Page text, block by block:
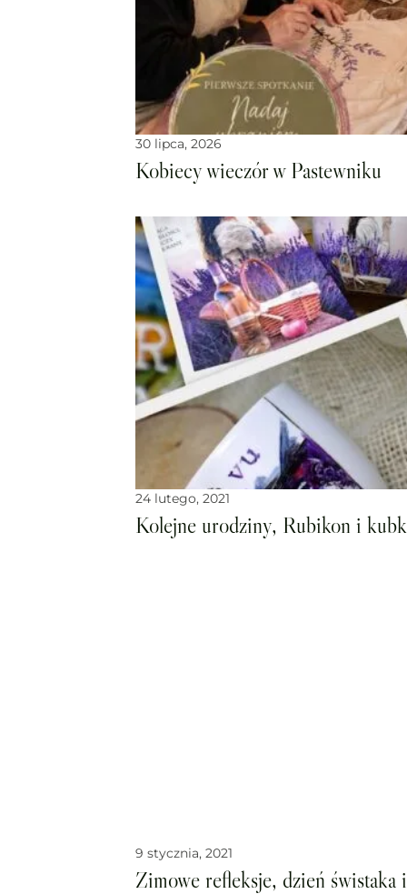
30 lipca, 2026
Kobiecy wieczór w Pastewniku
24 lutego, 2021
Kolejne urodziny, Rubikon i
9 stycznia, 2021
Zimowe refleksje, dzień świstaka